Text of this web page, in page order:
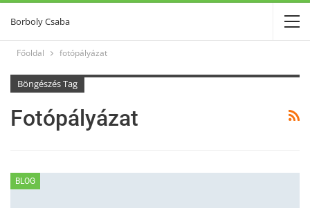
Borboly Csaba
Főoldal fotópályázat
Böngészés Tag
Fotópályázat
BLOG